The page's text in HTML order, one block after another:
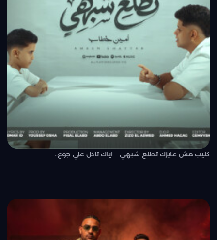
كليب مش عايزك تطلع شبهي – اياك تاكل علي جوع..